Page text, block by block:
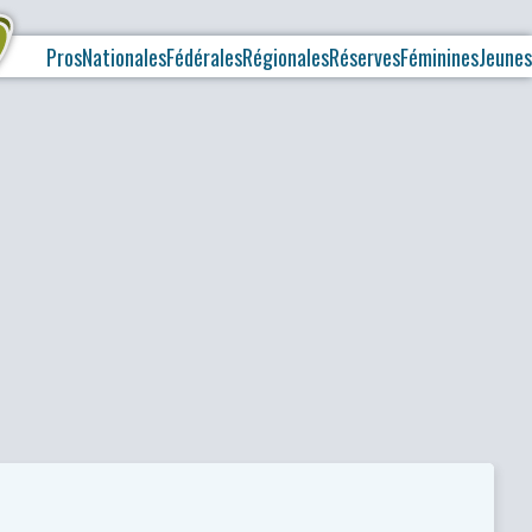
ProsNationalesFédéralesRégionalesRéservesFémininesJeunes